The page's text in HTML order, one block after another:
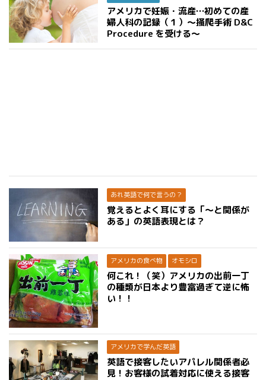
アメリカで妊娠・流産…初めての産
婦人科の記録（１）〜掻爬手術 D&C
Procedure を受ける〜
あれ英語で何で言うの？
覚えるとよく耳にする「〜と関係が
ある」の英語表現とは？
アメリカの食べ物 オモシロ
何これ！（笑）アメリカの出前一丁
の種類が日本より豊富過ぎて逆に怖
い！！
アメリカで学んだ英語
英語で接客したいアパレル関係者必
見！お客様の試着対応に使える接客